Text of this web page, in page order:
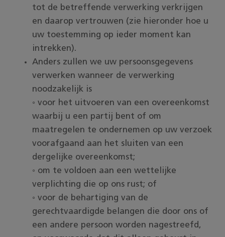
tot de betreffende verwerking verkrijgen
en daarop vertrouwen (zie hieronder hoe u
uw toestemming op ieder moment kan
intrekken).
Anders zullen we uw persoonsgegevens
verwerken wanneer de verwerking
noodzakelijk is
◦ voor het uitvoeren van een overeenkomst
waarbij u een partij bent of om
maatregelen te ondernemen op uw verzoek
voorafgaand aan het sluiten van een
dergelijke overeenkomst;
◦ om te voldoen aan een wettelijke
verplichting die op ons rust; of
◦ voor de behartiging van de
gerechtvaardigde belangen die door ons of
een andere persoon worden nagestreefd,